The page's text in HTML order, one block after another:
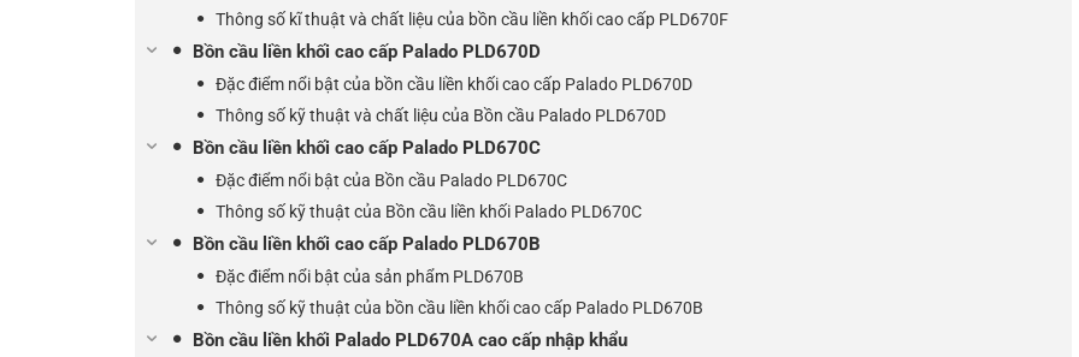
Thông số kĩ thuật và chất liệu của bồn cầu liền khối cao cấp PLD670F
Bồn cầu liền khối cao cấp Palado PLD670D
Đặc điểm nổi bật của bồn cầu liền khối cao cấp Palado PLD670D
Thông số kỹ thuật và chất liệu của Bồn cầu Palado PLD670D
Bồn cầu liền khối cao cấp Palado PLD670C
Đặc điểm nổi bật của Bồn cầu Palado PLD670C
Thông số kỹ thuật của Bồn cầu liền khối Palado PLD670C
Bồn cầu liền khối cao cấp Palado PLD670B
Đặc điểm nổi bật của sản phẩm PLD670B
Thông số kỹ thuật của bồn cầu liền khối cao cấp Palado PLD670B
Bồn cầu liền khối Palado PLD670A cao cấp nhập khẩu